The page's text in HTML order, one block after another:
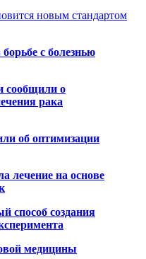
новым стандартом
с болезнью
сообщили о
рака
об оптимизации
лечение на основе
способ создания
медицины